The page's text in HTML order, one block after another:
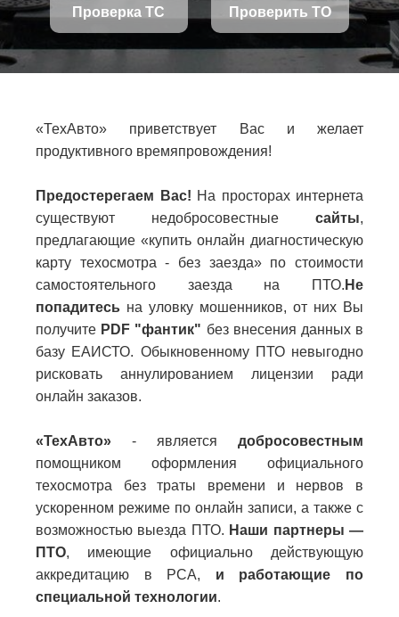
Проверка ТС Проверить ТО
«ТехАвто» приветствует Вас и желает
продуктивного времяпровождения!
Предостерегаем Вас! На просторах интернета
существуют недобросовестные сайты,
предлагающие «купить онлайн диагностическую
карту техосмотра - без заезда» по стоимости
самостоятельного заезда на ПТО. Не
попадитесь на уловку мошенников, от них Вы
получите PDF "фантик" без внесения данных в
базу ЕАИСТО. Обыкновенному ПТО невыгодно
рисковать аннулированием лицензии ради
онлайн заказов.
«ТехАвто» - является добросовестным
помощником оформления официального
техосмотра без траты времени и нервов в
ускоренном режиме по онлайн записи, а также с
возможностью выезда ПТО. Наши партнеры —
ПТО, имеющие официально действующую
аккредитацию в РСА, и работающие по
специальной технологии.